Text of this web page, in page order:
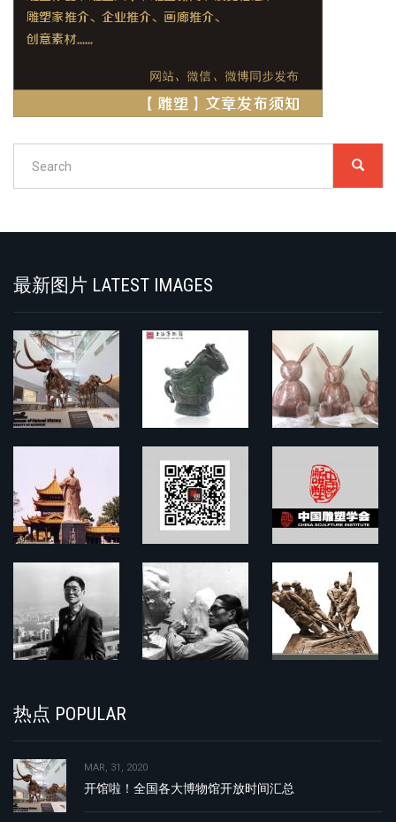
最新图片 LATEST IMAGES
热点 POPULAR
MAR, 31, 2020
开馆啦！全国各大博物馆开放时间汇总